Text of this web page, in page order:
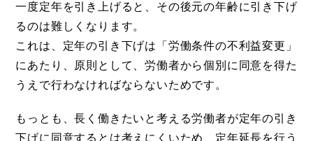
一度定年を引き上げると、その後元の年齢に引き下げ
るのは難しくなります。
これは、定年の引き下げは「労働条件の不利益変更」
にあたり、原則として、労働者から個別に同意を得た
うえで行わなければならないためです。
もっとも、長く働きたいと考える労働者が定年の引き
下げに同意するとは考えにくいため、定年延長を行う